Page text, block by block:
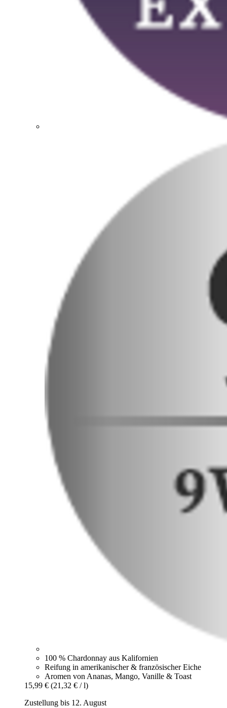
100 % Chardonnay aus Kalifornien
Reifung in amerikanischer & französischer Eiche
Aromen von Ananas, Mango, Vanille & Toast
15,99 € (21,32 € / l)
Zustellung bis 12. August